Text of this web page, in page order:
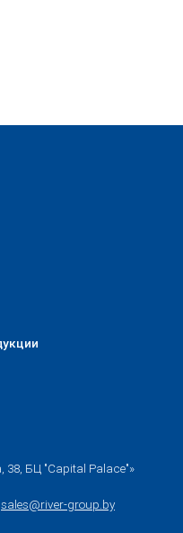
38, БЦ "Capital Palace"»
sales@river-group.by